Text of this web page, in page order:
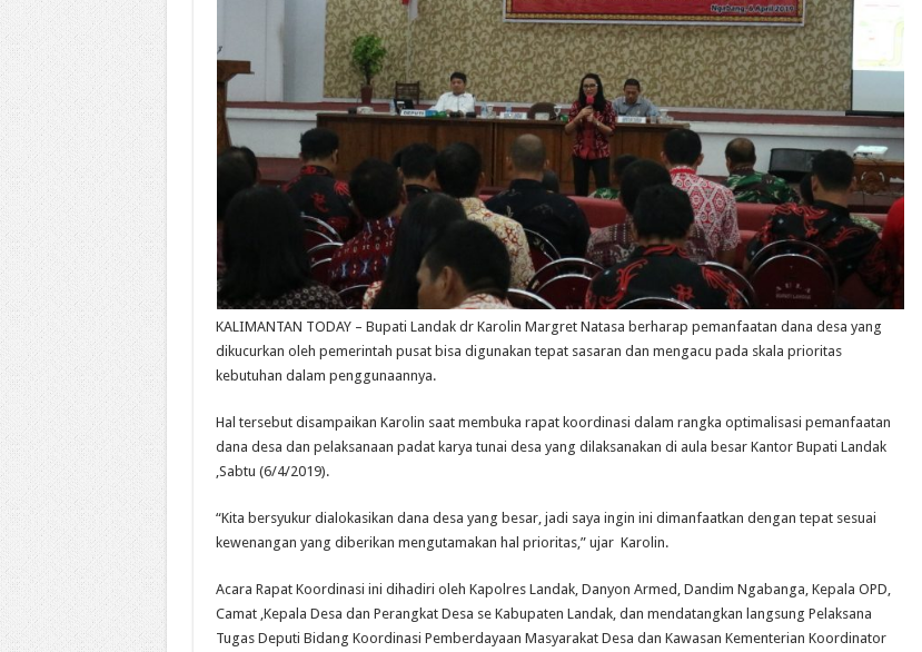
KALIMANTAN TODAY – Bupati Landak dr Karolin Margret Natasa berharap pemanfaatan dana desa yang
dikucurkan oleh pemerintah pusat bisa digunakan tepat sasaran dan mengacu pada skala prioritas
kebutuhan dalam penggunaannya.
Hal tersebut disampaikan Karolin saat membuka rapat koordinasi dalam rangka optimalisasi pemanfaatan
dana desa dan pelaksanaan padat karya tunai desa yang dilaksanakan di aula besar Kantor Bupati Landak
,Sabtu (6/4/2019).
“Kita bersyukur dialokasikan dana desa yang besar, jadi saya ingin ini dimanfaatkan dengan tepat sesuai
kewenangan yang diberikan mengutamakan hal prioritas,” ujar Karolin.
Acara Rapat Koordinasi ini dihadiri oleh Kapolres Landak, Danyon Armed, Dandim Ngabanga, Kepala OPD,
Camat ,Kepala Desa dan Perangkat Desa se Kabupaten Landak, dan mendatangkan langsung Pelaksana
Tugas Deputi Bidang Koordinasi Pemberdayaan Masyarakat Desa dan Kawasan Kementerian Koordinator